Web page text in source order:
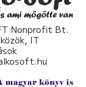
Nonprofit Bt.
IT